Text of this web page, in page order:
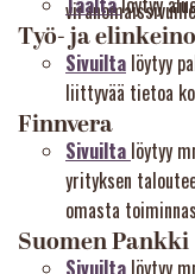
Työ- ja
Sivuilta löytyy
liittyvää tietoa
Finnvera
Sivuilta löytyy
yrityksen
omasta
Suomen Pankki
Sivuilta löytyy